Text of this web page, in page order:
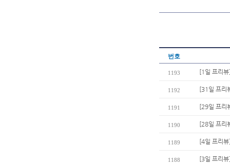
번호
1193 [1일 프리
1192 [31일 프리
1191 [29일 프리
1190 [28일 프리
1189 [4일 프리
1188 [3일 프리